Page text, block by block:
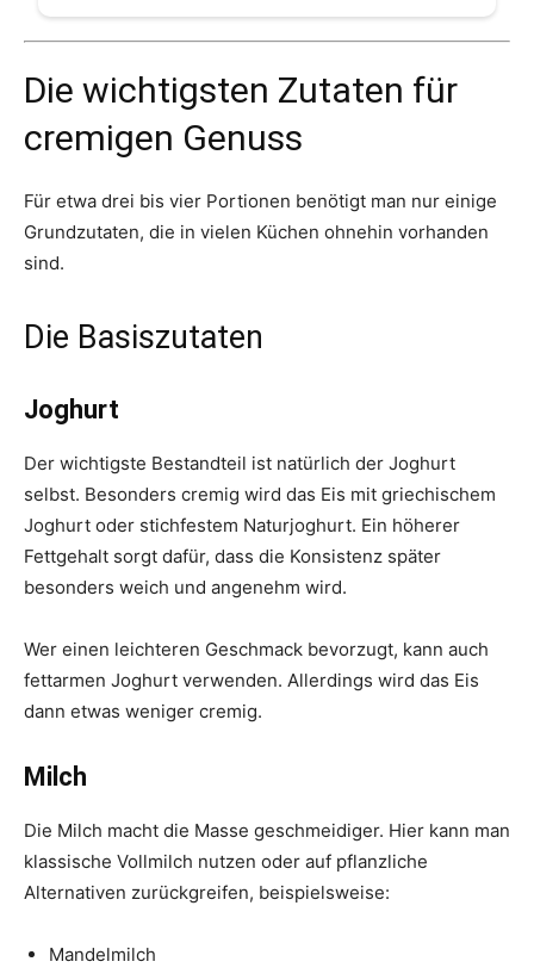
Die wichtigsten Zutaten für
cremigen Genuss
Für etwa drei bis vier Portionen benötigt man nur einige
Grundzutaten, die in vielen Küchen ohnehin vorhanden
sind.
Die Basiszutaten
Joghurt
Der wichtigste Bestandteil ist natürlich der Joghurt
selbst. Besonders cremig wird das Eis mit griechischem
Joghurt oder stichfestem Naturjoghurt. Ein höherer
Fettgehalt sorgt dafür, dass die Konsistenz später
besonders weich und angenehm wird.
Wer einen leichteren Geschmack bevorzugt, kann auch
fettarmen Joghurt verwenden. Allerdings wird das Eis
dann etwas weniger cremig.
Milch
Die Milch macht die Masse geschmeidiger. Hier kann man
klassische Vollmilch nutzen oder auf pflanzliche
Alternativen zurückgreifen, beispielsweise:
Mandelmilch